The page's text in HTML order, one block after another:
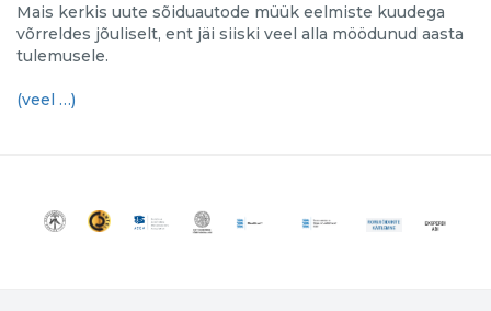
Mais kerkis uute sõiduautode müük eelmiste kuudega
võrreldes jõuliselt, ent jäi siiski veel alla möödunud aasta
tulemusele.
(veel …)